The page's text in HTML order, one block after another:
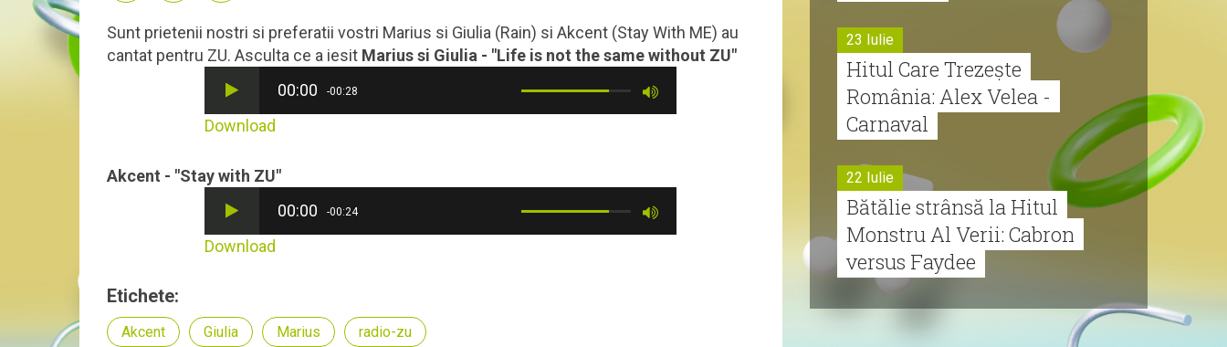
Sunt prietenii nostri si preferatii vostri Marius si Giulia (Rain) si Akcent (Stay With ME) au
cantat pentru ZU. Asculta ce a iesit Marius si Giulia - "Life is not the same without ZU"
00:00
-00:28
Download
Akcent - "Stay with ZU"
00:00
-00:24
Download
Etichete:
Akcent Giulia Marius radio-zu
23 Iulie
Hitul Care Trezește
România: Alex Velea -
Carnaval
22 Iulie
Bătălie strânsă la Hitul
Monstru Al Verii: Cabron
versus Faydee
21 Iulie